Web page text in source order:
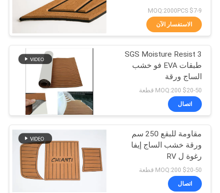
خريطة
الموقع
PRIVACY
POLICY
EVA Fish Ruler
15
وسادات غير قابلة
للانزلاق للقارب
21
$7-9 MOQ:2000PCS
الاستفسار الآن
SGS Moisture Resist 3
طبقات EVA فو خشب
الساج ورقة
$20-50 MOQ:200 قطعة
اتصال
مقاومة للبقع 250 سم
ورقة خشب الساج إيفا
رغوة ل RV
$20-50 MOQ:200 قطعة
اتصال